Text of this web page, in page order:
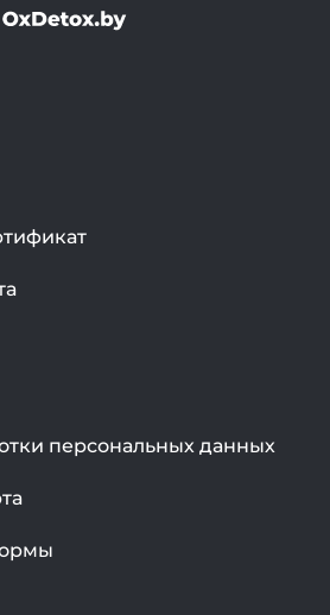
персональных данных